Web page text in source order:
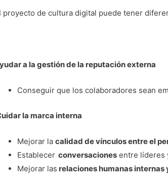
proyecto de cultura digital puede tener
a la gestión de la reputación externa
Conseguir que los colaboradores sean
la marca interna
Mejorar lacalidad de vínculos entre el
Establecer conversaciones entre líderes
Mejorar las relaciones humanas internas